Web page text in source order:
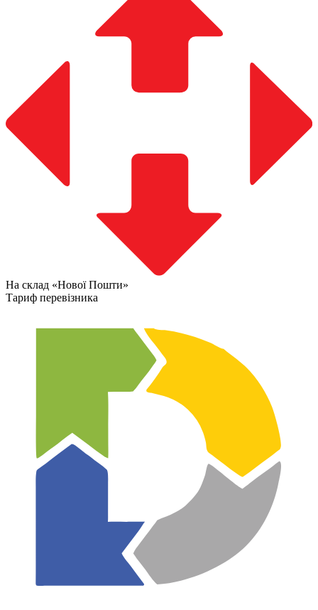
На склад «Нової Пошти»
Тариф перевізника